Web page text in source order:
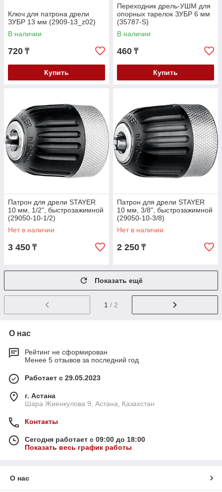
Ключ для патрона дрели
ЗУБР 13 мм (2909-13_z02)
В наличии
720 ₸
Купить
Переходник дрель-УШМ для
опорных тарелок ЗУБР 6 мм
(35787-S)
В наличии
460 ₸
Купить
Патрон для дрели STAYER
10 мм, 1/2", быстрозажимной
(29050-10-1/2)
Нет в наличии
3 450 ₸
Патрон для дрели STAYER
10 мм, 3/8", быстрозажимной
(29050-10-3/8)
Нет в наличии
2 250 ₸
Показать ещё
1 / 2
О нас
Рейтинг не сформирован
Менее 5 отзывов за последний год
Работает с 29.05.2023
г. Астана
Шара Жиенкулова 9, Астана, Казахстан
Контакты
Сегодня работает с 09:00 до 18:00
Показать весь график работы
О нас